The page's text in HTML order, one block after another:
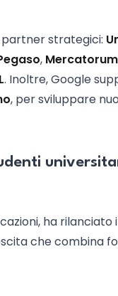
strategici:
, Mercatorum
. Inoltre, Google
, per sviluppare
ha rilanciato
che combina